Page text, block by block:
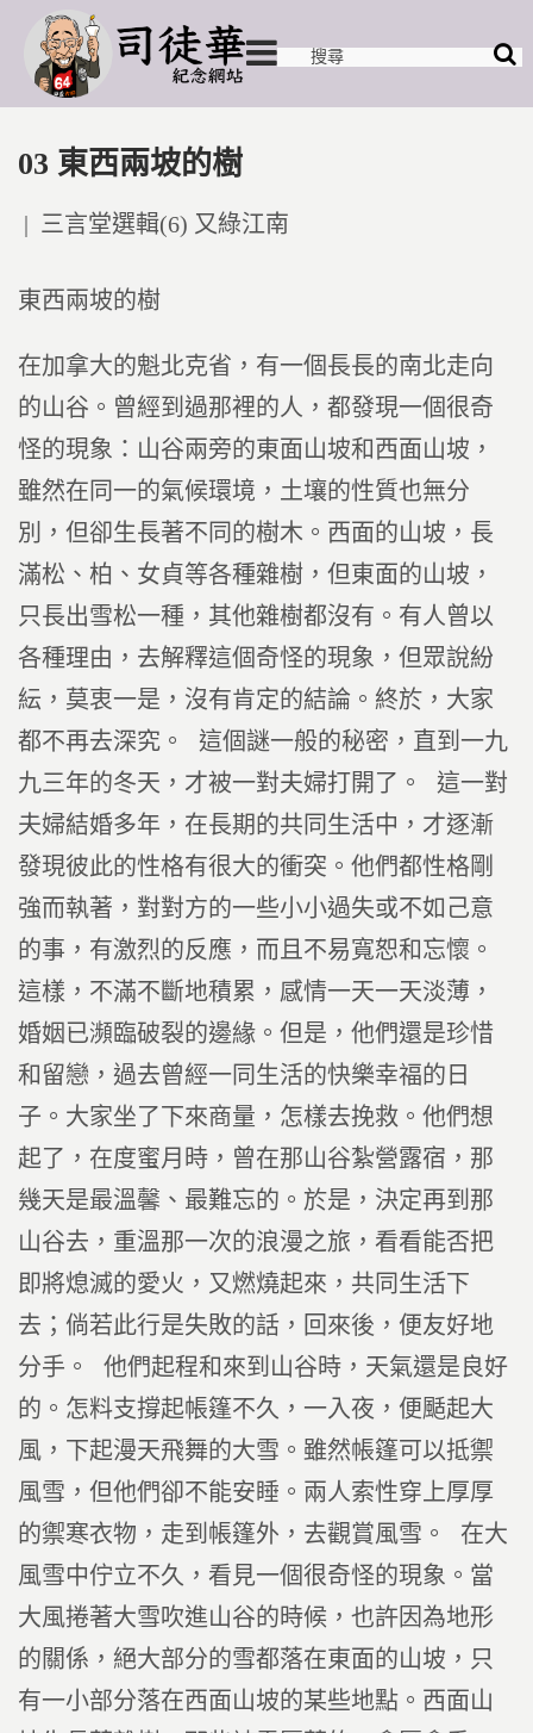
03 東西兩坡的樹
Posted
三言堂選輯(6) 又綠江南
東西兩坡的樹
在加拿大的魁北克省，有一個長長的南北走向
的山谷。曾經到過那裡的人，都發現一個很奇
怪的現象：山谷兩旁的東面山坡和西面山坡，
雖然在同一的氣候環境，土壤的性質也無分
別，但卻生長著不同的樹木。西面的山坡，長
滿松、柏、女貞等各種雜樹，但東面的山坡，
只長出雪松一種，其他雜樹都沒有。有人曾以
各種理由，去解釋這個奇怪的現象，但眾說紛
紜，莫衷一是，沒有肯定的結論。終於，大家
都不再去深究。 這個謎一般的秘密，直到一九
九三年的冬天，才被一對夫婦打開了。 這一對
夫婦結婚多年，在長期的共同生活中，才逐漸
發現彼此的性格有很大的衝突。他們都性格剛
強而執著，對對方的一些小小過失或不如己意
的事，有激烈的反應，而且不易寬恕和忘懷。
這樣，不滿不斷地積累，感情一天一天淡薄，
婚姻已瀕臨破裂的邊緣。但是，他們還是珍惜
和留戀，過去曾經一同生活的快樂幸福的日
子。大家坐了下來商量，怎樣去挽救。他們想
起了，在度蜜月時，曾在那山谷紮營露宿，那
幾天是最溫馨、最難忘的。於是，決定再到那
山谷去，重溫那一次的浪漫之旅，看看能否把
即將熄滅的愛火，又燃燒起來，共同生活下
去；倘若此行是失敗的話，回來後，便友好地
分手。 他們起程和來到山谷時，天氣還是良好
的。怎料支撐起帳篷不久，一入夜，便颳起大
風，下起漫天飛舞的大雪。雖然帳篷可以抵禦
風雪，但他們卻不能安睡。兩人索性穿上厚厚
的禦寒衣物，走到帳篷外，去觀賞風雪。 在大
風雪中佇立不久，看見一個很奇怪的現象。當
大風捲著大雪吹進山谷的時候，也許因為地形
的關係，絕大部分的雪都落在東面的山坡，只
有一小部分落在西面山坡的某些地點。西面山